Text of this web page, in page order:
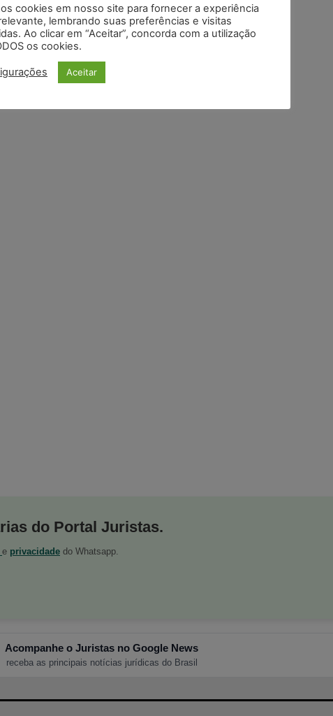
do Portal Juristas.
e privacidade do Whatsapp.
Acompanhe o Juristas no Google News
receba as principais notícias jurídicas do Brasil
cookies em nosso site para fornecer a experiência
lembrando suas preferências e visitas
Ao clicar em “Aceitar”, concorda com a utilização
os cookies.
Aceitar